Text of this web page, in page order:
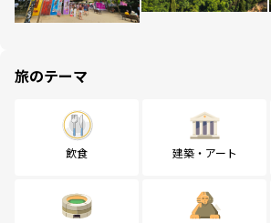
旅のテーマ
飲食 建築・アート